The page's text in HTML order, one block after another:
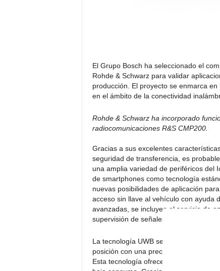
El Grupo Bosch ha seleccionado el
Rohde & Schwarz para validar
producción. El proyecto se enmarca
en el ámbito de la conectividad
Rohde & Schwarz ha incorporado
radiocomunicaciones R&S CMP200.
Gracias a sus excelentes
seguridad de transferencia, es
una amplia variedad de periféricos del
de smartphones como tecnología
nuevas posibilidades de aplicación
acceso sin llave al vehículo con ayuda
avanzadas, se incluyen el servicio de
supervisión de señales vitales de los
La tecnología UWB se basa en los
posición con una precisión de
Esta tecnología ofrece